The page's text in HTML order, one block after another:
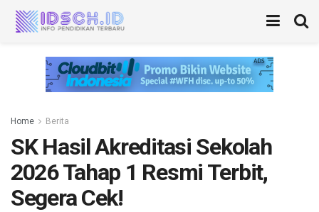
Home Berita
SK Hasil Akreditasi Sekolah
2026 Tahap 1 Resmi Terbit,
Segera Cek!